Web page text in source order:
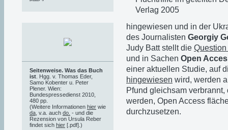
Verlag 2005
hingewiesen und in der
des Journalisten Georgiy
Judy Batt stellt die
und in Sachen Open
einer aktuellen Studie, auf
hingewiesen wird, werden
Pfund gleichsam
werden, Open Access
durchzusetzen.
Seitenweise. Was das Buch
ist . Hgg. v. Thomas Eder,
Samo Kobenter u. Peter
Plener. Wien:
Bundespressedienst 2010,
480 pp.
(Weitere Informationen hier wie
da , v.a. auch do. - und die
Rezension von Ursula Reber
findet sich hier [.pdf].)